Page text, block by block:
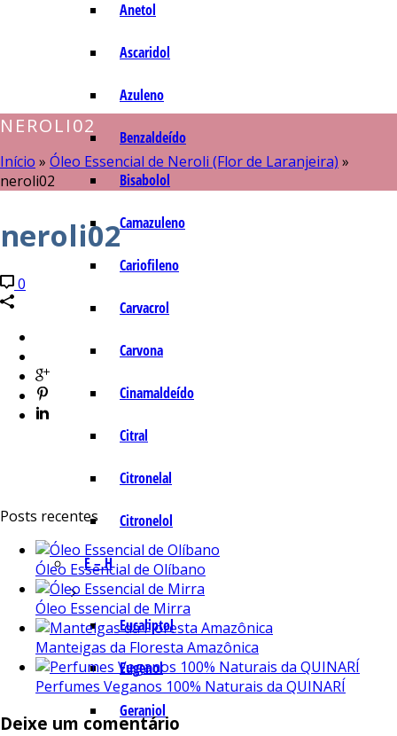
Anetol
Ascaridol
Azuleno
Benzaldeído
Bisabolol
Camazuleno
Cariofileno
Carvacrol
Carvona
Cinamaldeído
Citral
Citronelal
Citronelol
E – H
Eucaliptol
Eugenol
Geraniol
NEROLI02
Início » Óleo Essencial de Neroli (Flor de Laranjeira) »
neroli02
neroli02
0
Posts recentes
Óleo Essencial de Olíbano
Óleo Essencial de Mirra
Manteigas da Floresta Amazônica
Perfumes Veganos 100% Naturais da QUINARÍ
Deixe um comentário